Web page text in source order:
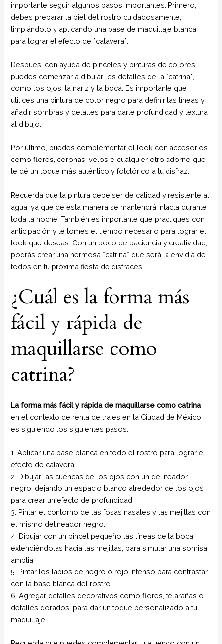
importante seguir algunos pasos importantes. Primero,
debes preparar la piel del rostro cuidadosamente,
limpiándolo y aplicando una base de maquillaje blanca
para lograr el efecto de *calavera*.
Después, con ayuda de pinceles y pinturas de colores,
puedes comenzar a dibujar los detalles de la *catrina*,
como los ojos, la nariz y la boca. Es importante que
utilices una pintura de color negro para definir las líneas y
añadir sombras y detalles para darle profundidad y textura
al dibujo.
Por último, puedes complementar el look con accesorios
como flores, coronas, velos o cualquier otro adorno que
le dé un toque más auténtico y folclórico a tu disfraz.
Recuerda que la pintura debe ser de calidad y resistente al
agua, ya que de esta manera se mantendrá intacta durante
toda la noche. También es importante que practiques con
anticipación y te tomes el tiempo necesario para lograr el
look que deseas. Con un poco de paciencia y creatividad,
podrás crear una hermosa *catrina* que será la envidia de
todos en tu próxima fiesta de disfraces.
¿Cuál es la forma más
fácil y rápida de
maquillarse como
catrina?
La forma más fácil y rápida de maquillarse como catrina
en el contexto de renta de trajes en la Ciudad de México
es siguiendo los siguientes pasos:
1. Aplicar una base blanca en todo el rostro para lograr el
efecto de calavera.
2. Dibujar las cuencas de los ojos con un delineador
negro, dejando un espacio blanco alrededor de los ojos
para crear un efecto de profundidad.
3. Pintar el contorno de las fosas nasales y las mejillas con
el mismo delineador negro.
4. Dibujar con un pincel pequeño las líneas de la boca
extendiéndolas hacia las mejillas, para simular una sonrisa
amplia.
5. Pintar los labios de negro o rojo intenso para contrastar
con la base blanca del rostro.
6. Agregar detalles decorativos como flores, telarañas o
detalles dorados, para dar un toque personalizado a tu
maquillaje.